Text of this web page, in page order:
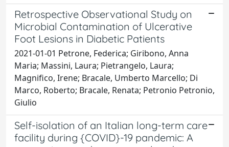
Retrospective Observational Study on
Microbial Contamination of Ulcerative
Foot Lesions in Diabetic Patients
2021-01-01 Petrone, Federica; Giribono, Anna
Maria; Massini, Laura; Pietrangelo, Laura;
Magnifico, Irene; Bracale, Umberto Marcello; Di
Marco, Roberto; Bracale, Renata; Petronio Petronio,
Giulio
Self-isolation of an Italian long-term care
facility during {COVID}-19 pandemic: A